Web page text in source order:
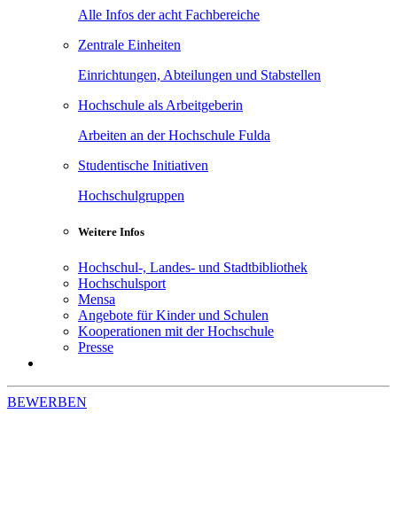
Alle Infos der acht Fachbereiche
Zentrale Einheiten
Einrichtungen, Abteilungen und Stabstellen
Hochschule als Arbeitgeberin
Arbeiten an der Hochschule Fulda
Studentische Initiativen
Hochschulgruppen
Weitere Infos
Hochschul-, Landes- und Stadtbibliothek
Hochschulsport
Mensa
Angebote für Kinder und Schulen
Kooperationen mit der Hochschule
Presse
BEWERBEN